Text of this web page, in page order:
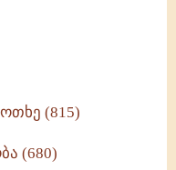
(815)
(680)